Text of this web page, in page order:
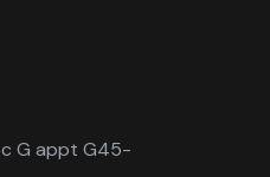
G appt G45-